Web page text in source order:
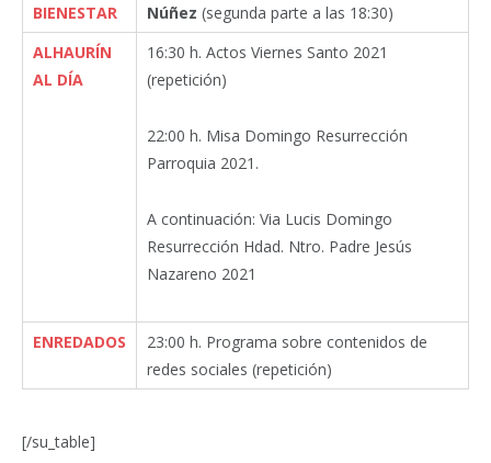
BIENESTAR
Núñez (segunda parte a las 18:30)
ALHAURÍN
AL DÍA
16:30 h. Actos Viernes Santo 2021
(repetición)
22:00 h. Misa Domingo Resurrección
Parroquia 2021.
A continuación: Via Lucis Domingo
Resurrección Hdad. Ntro. Padre Jesús
Nazareno 2021
ENREDADOS
23:00 h. Programa sobre contenidos de
redes sociales (repetición)
[/su_table]